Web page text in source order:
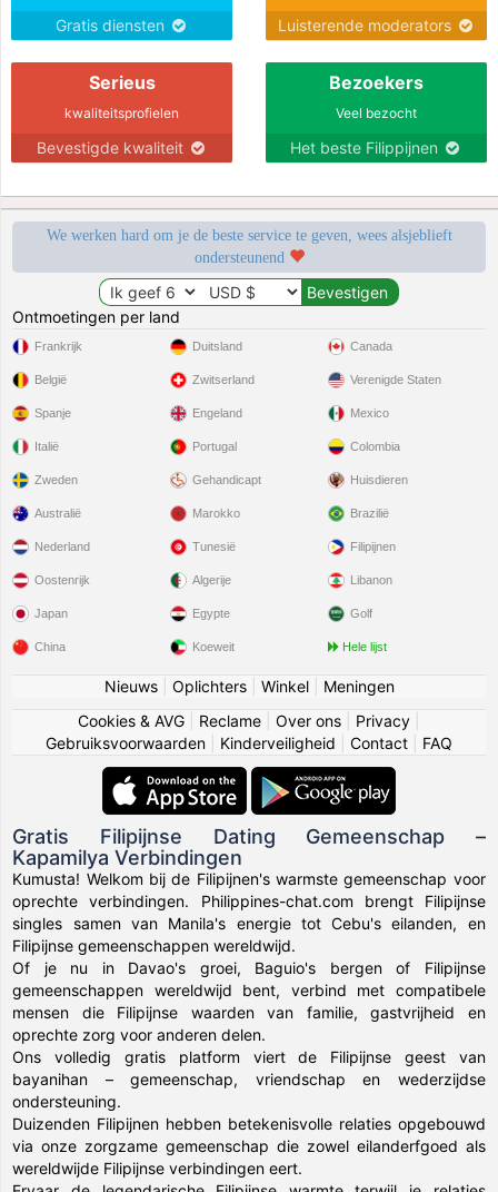
Gratis diensten Luisterende moderators
Serieus
kwaliteitsprofielen
Bevestigde kwaliteit
Bezoekers
Veel bezocht
Het beste Filippijnen
We werken hard om je de beste service te geven, wees alsjeblieft
ondersteunend
Ontmoetingen per land
Frankrijk
België
Spanje
Italië
Zweden
Duitsland
Zwitserland
Engeland
Portugal
Gehandicapt
Canada
Verenigde Staten
Mexico
Colombia
Huisdieren
Australië
Nederland
Oostenrijk
Japan
China
Marokko
Tunesië
Algerije
Egypte
Koeweit
Brazilië
Filipijnen
Libanon
Golf
Hele lijst
Nieuws| Oplichters| Winkel| Meningen
Cookies & AVG
Reclame Over ons Privacy
Gebruiksvoorwaarden
Kinderveiligheid Contact FAQ
Gratis Filipijnse Dating Gemeenschap –
Kapamilya Verbindingen
Kumusta! Welkom bij de Filipijnen's warmste gemeenschap voor
oprechte verbindingen. Philippines-chat.com brengt Filipijnse
singles samen van Manila's energie tot Cebu's eilanden, en
Filipijnse gemeenschappen wereldwijd.
Of je nu in Davao's groei, Baguio's bergen of Filipijnse
gemeenschappen wereldwijd bent, verbind met compatibele
mensen die Filipijnse waarden van familie, gastvrijheid en
oprechte zorg voor anderen delen.
Ons volledig gratis platform viert de Filipijnse geest van
bayanihan – gemeenschap, vriendschap en wederzijdse
ondersteuning.
Duizenden Filipijnen hebben betekenisvolle relaties opgebouwd
via onze zorgzame gemeenschap die zowel eilanderfgoed als
wereldwijde Filipijnse verbindingen eert.